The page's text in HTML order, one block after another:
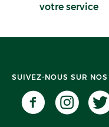
votre service
SUIVEZ-NOUS SUR